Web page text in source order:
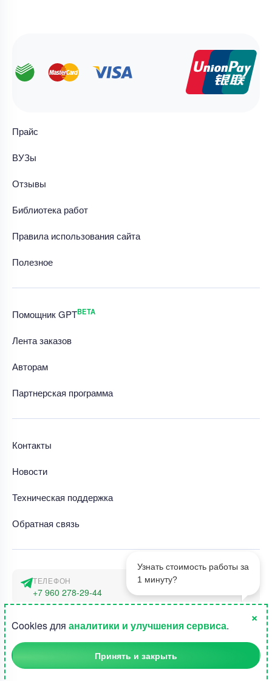
1
Узнать стоимость работы за
1 минуту?
Прайс
ВУЗы
Отзывы
Библиотека работ
Правила использования сайта
Полезное
Помощник GPTBETA
Лента заказов
Авторам
Партнерская программа
Контакты
Новости
Техническая поддержка
Обратная связь
ТЕЛЕФОН
+7 960 278-29-44
г. Москва, наб. Тараса Шевченко 23а
©2015-2026, Студландия -
Cookies для аналитики и улучшения сервиса.
×
Принять и закрыть